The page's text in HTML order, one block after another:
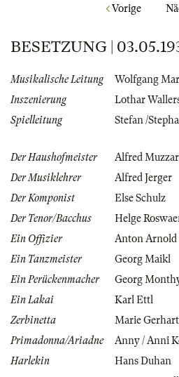
Vorige
BESETZUNG |
Musikalische Leitung
Wolfgang
Inszenierung
Lothar
Spielleitung
Stefan /
Der Haushofmeister
Alfred
Der Musiklehrer
Alfred Jerger
Der Komponist
Else Schulz
Der Tenor/Bacchus
Helge
Ein Offizier
Anton Arnold
Ein Tanzmeister
Georg Maikl
Ein Perückenmacher
Georg
Ein Lakai
Karl Ettl
Zerbinetta
Marie Gerhart
Primadonna/Ariadne
Anny / Anni
Harlekin
Hans Duhan